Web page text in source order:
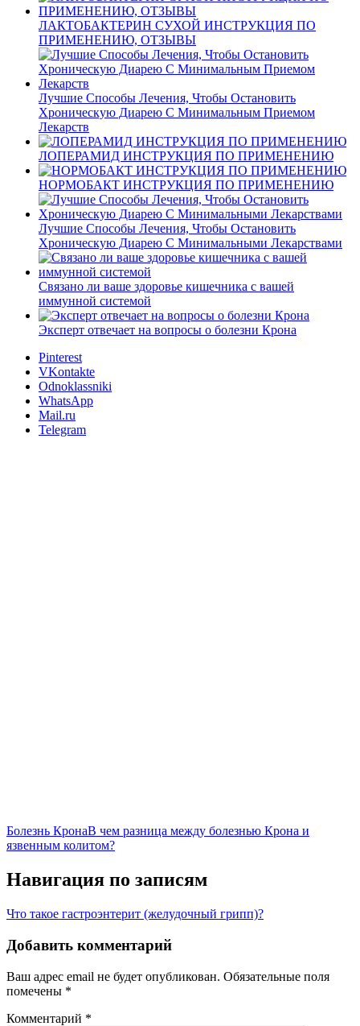
ЛАКТОБАКТЕРИН СУХОЙ ИНСТРУКЦИЯ ПО
ПРИМЕНЕНИЮ, ОТЗЫВЫ
Лучшие Способы Лечения, Чтобы Остановить
Хроническую Диарею С Минимальным Приемом
Лекарств
ЛОПЕРАМИД ИНСТРУКЦИЯ ПО ПРИМЕНЕНИЮ
НОРМОБАКТ ИНСТРУКЦИЯ ПО ПРИМЕНЕНИЮ
Лучшие Способы Лечения, Чтобы Остановить
Хроническую Диарею С Минимальными Лекарствами
Связано ли ваше здоровье кишечника с вашей
иммунной системой
Эксперт отвечает на вопросы о болезни Крона
Pinterest
VKontakte
Odnoklassniki
WhatsApp
Mail.ru
Telegram
Болезнь КронаВ чем разница между болезнью Крона и
язвенным колитом?
Навигация по записям
Что такое гастроэнтерит (желудочный грипп)?
Добавить комментарий
Ваш адрес email не будет опубликован. Обязательные поля
помечены *
Комментарий *